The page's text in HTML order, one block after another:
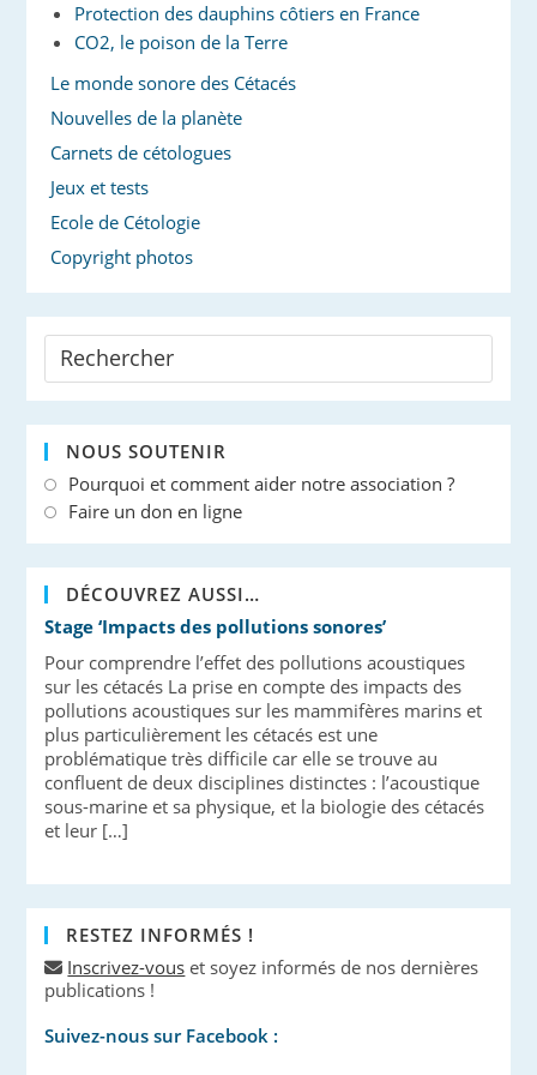
Protection des dauphins côtiers en France
CO2, le poison de la Terre
Le monde sonore des Cétacés
Nouvelles de la planète
Carnets de cétologues
Jeux et tests
Ecole de Cétologie
Copyright photos
NOUS SOUTENIR
Pourquoi et comment aider notre association ?
Faire un don en ligne
DÉCOUVREZ AUSSI…
Stage ‘Impacts des pollutions sonores’
Pour comprendre l’effet des pollutions acoustiques
sur les cétacés La prise en compte des impacts des
pollutions acoustiques sur les mammifères marins et
plus particulièrement les cétacés est une
problématique très difficile car elle se trouve au
confluent de deux disciplines distinctes : l’acoustique
sous-marine et sa physique, et la biologie des cétacés
et leur […]
RESTEZ INFORMÉS !
Inscrivez-vous et soyez informés de nos dernières
publications !
Suivez-nous sur Facebook :